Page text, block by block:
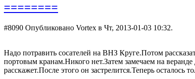
========
#8090 Опубликовано Vortex в Чт, 2013-01-03 10:32.
Надо потравить сосателей на ВНЗ Круге.Потом
портовым кранам.Никого нет.Затем замечаем на
расскажет.После этого он застрелится.Теперь осталось